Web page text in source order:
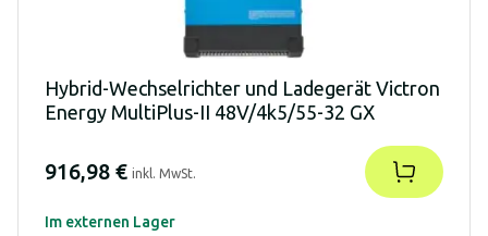
Hybrid-Wechselrichter und Ladegerät Victron
Energy MultiPlus-II 48V/4k5/55-32 GX
916,98 € inkl. MwSt.
Im externen Lager